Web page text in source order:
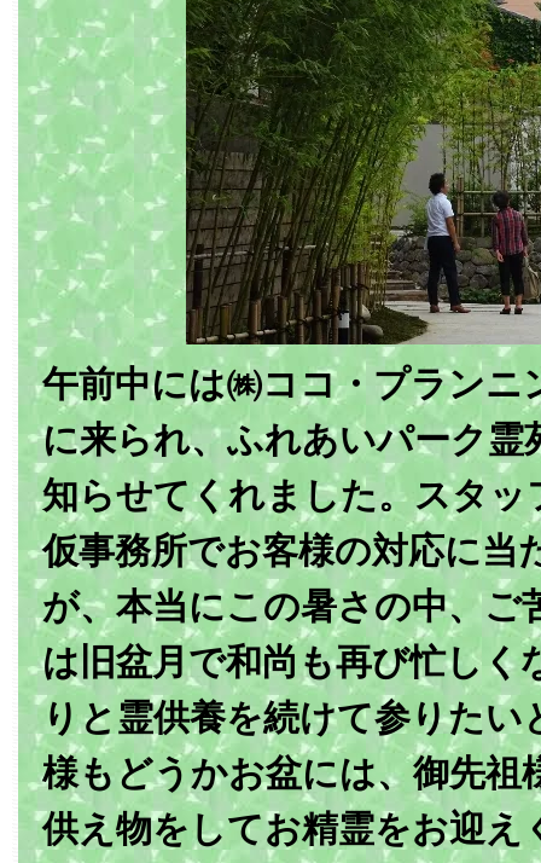
午前中には㈱ココ・プランニ
に来られ、ふれあいパーク霊
知らせてくれました。スタッ
仮事務所でお客様の対応に当
が、本当にこの暑さの中、ご
は旧盆月で和尚も再び忙しく
りと霊供養を続けて参りたい
様もどうかお盆には、御先祖
供え物をしてお精霊をお迎